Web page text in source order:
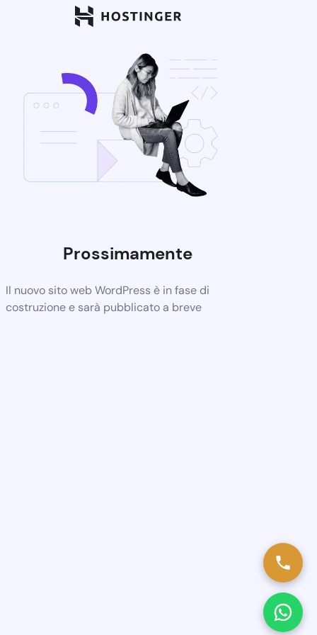
Prossimamente
Il nuovo sito web WordPress è in fase di
costruzione e sarà pubblicato a breve